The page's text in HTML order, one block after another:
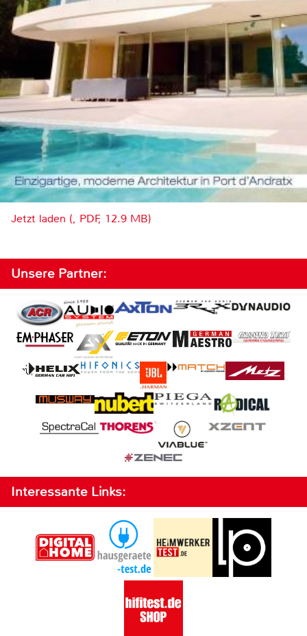
Jetzt laden (, PDF, 12.9 MB)
Unsere Partner:
Interessante Links: